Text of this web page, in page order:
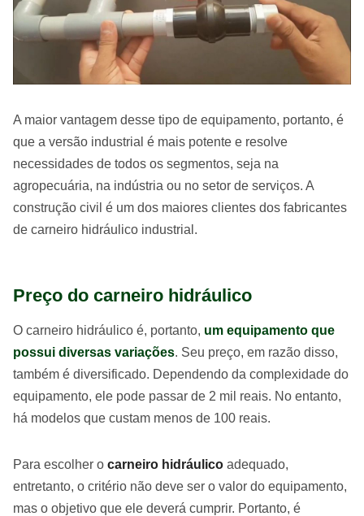
A maior vantagem desse tipo de equipamento, portanto, é
que a versão industrial é mais potente e resolve
necessidades de todos os segmentos, seja na
agropecuária, na indústria ou no setor de serviços. A
construção civil é um dos maiores clientes dos fabricantes
de carneiro hidráulico industrial.
Preço do carneiro hidráulico
O carneiro hidráulico é, portanto, um equipamento que
possui diversas variações. Seu preço, em razão disso,
também é diversificado. Dependendo da complexidade do
equipamento, ele pode passar de 2 mil reais. No entanto,
há modelos que custam menos de 100 reais.
Para escolher o carneiro hidráulico adequado,
entretanto, o critério não deve ser o valor do equipamento,
mas o objetivo que ele deverá cumprir. Portanto, é